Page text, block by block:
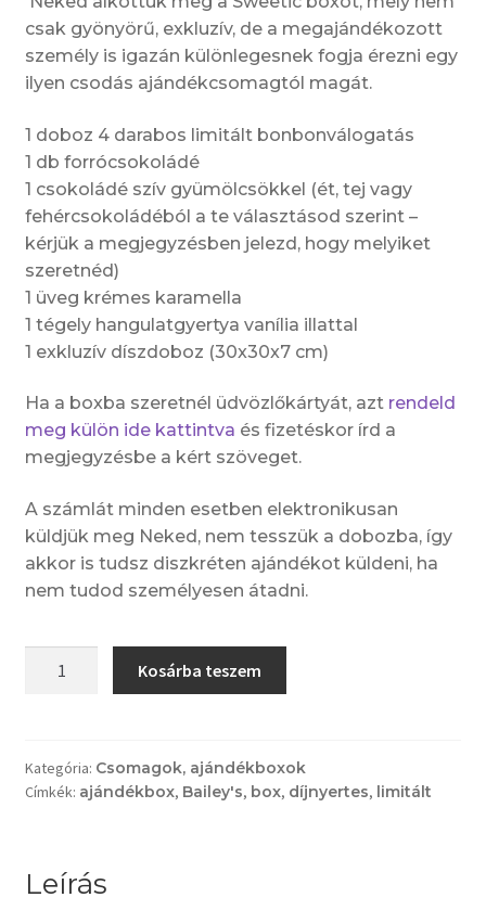
csak gyönyörű, exkluzív, de a megajándékozott
személy is igazán különlegesnek fogja érezni egy
ilyen csodás ajándékcsomagtól magát.
1 doboz 4 darabos limitált bonbonválogatás
1 db forrócsokoládé
1 csokoládé szív gyümölcsökkel (ét, tej vagy
fehércsokoládéból a te választásod szerint –
kérjük a megjegyzésben jelezd, hogy melyiket
szeretnéd)
1 üveg krémes karamella
1 tégely hangulatgyertya vanília illattal
1 exkluzív díszdoboz (30x30x7 cm)
Ha a boxba szeretnél üdvözlőkártyát, azt rendeld
meg külön ide kattintva és fizetéskor írd a
megjegyzésbe a kért szöveget.
A számlát minden esetben elektronikusan
küldjük meg Neked, nem tesszük a dobozba, így
akkor is tudsz diszkréten ajándékot küldeni, ha
nem tudod személyesen átadni.
mennyiség
Kosárba teszem
Kategória: Csomagok, ajándékboxok
Címkék: ajándékbox, Bailey's, box, díjnyertes, limitált
Leírás